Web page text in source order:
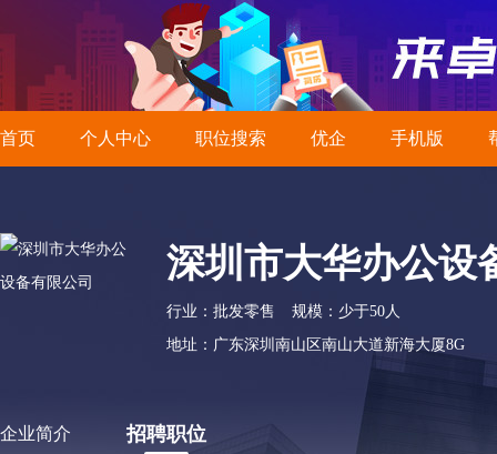
首页 个人中心 职位搜索 优企 手机版
深圳市大华办公设
行业：批发零售
规模：少于50人
地址：广东深圳南山区南山大道新海大厦8G
企业简介 招聘职位